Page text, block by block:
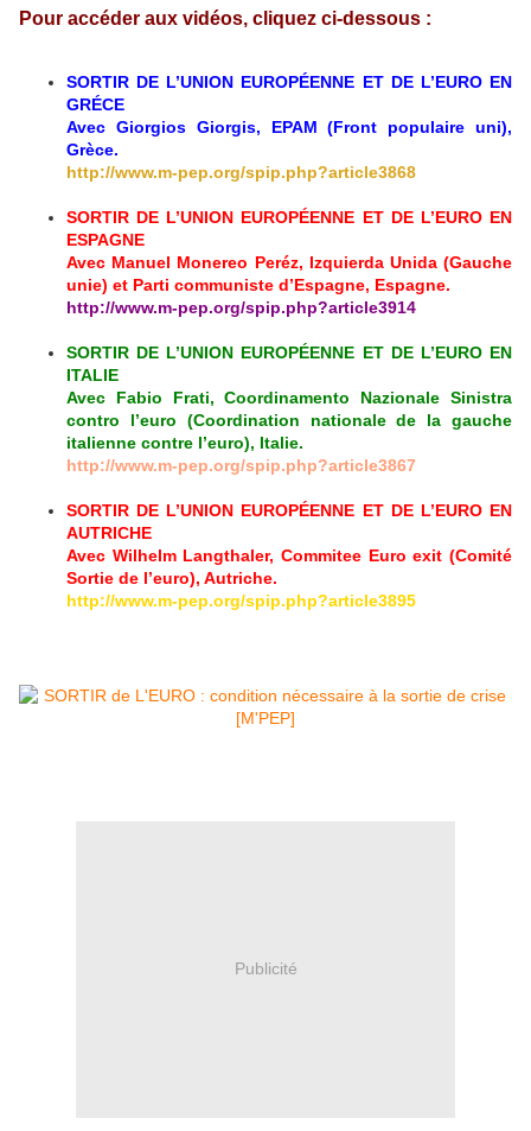
Pour accéder aux vidéos, cliquez ci-dessous :
SORTIR DE L’UNION EUROPÉENNE ET DE L’EURO EN
GRÉCE
Avec Giorgios Giorgis, EPAM (Front populaire uni),
Grèce.
http://www.m-pep.org/spip.php?article3868
SORTIR DE L’UNION EUROPÉENNE ET DE L’EURO EN
ESPAGNE
Avec Manuel Monereo Peréz, Izquierda Unida (Gauche
unie) et Parti communiste d’Espagne, Espagne.
http://www.m-pep.org/spip.php?article3914
SORTIR DE L’UNION EUROPÉENNE ET DE L’EURO EN
ITALIE
Avec Fabio Frati, Coordinamento Nazionale Sinistra
contro l’euro (Coordination nationale de la gauche
italienne contre l’euro), Italie.
http://www.m-pep.org/spip.php?article3867
SORTIR DE L’UNION EUROPÉENNE ET DE L’EURO EN
AUTRICHE
Avec Wilhelm Langthaler, Commitee Euro exit (Comité
Sortie de l’euro), Autriche.
http://www.m-pep.org/spip.php?article3895
Publicité